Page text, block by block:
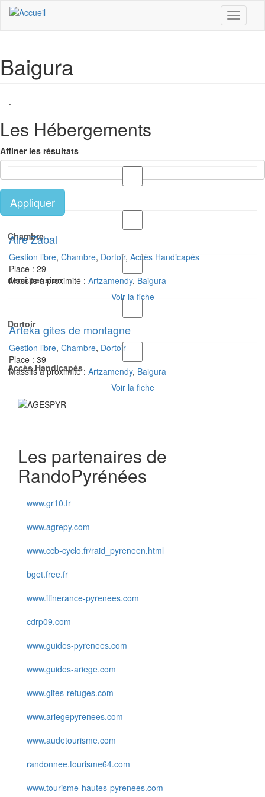
Aller au contenu principal
Toggle
Baigura
.
Les Hébergements
Affiner les résultats
Gestion libre
Chambre
demi pension
Dortoir
Accès Handicapés
Appliquer
Aire Zabal
Gestion libre, Chambre, Dortoir,Accès Handicapés
Place : 29
Massifs à proximité : Artzamendy, Baigura
Voir la fiche
Arteka gites de montagne
Gestion libre, Chambre, Dortoir
Place : 39
Massifs à proximité : Artzamendy, Baigura
Voir la fiche
Les partenaires de
RandoPyrénées
www.gr10.fr
www.agrepy.com
www.ccb-cyclo.fr/raid_pyreneen.html
bget.free.fr
www.itinerance-pyrenees.com
cdrp09.com
www.guides-pyrenees.com
www.guides-ariege.com
www.gites-refuges.com
www.ariegepyrenees.com
www.audetourisme.com
randonnee.tourisme64.com
www.tourisme-hautes-pyrenees.com